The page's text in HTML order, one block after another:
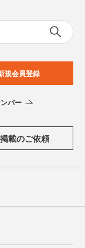
規会員登録
バー
載のご依頼